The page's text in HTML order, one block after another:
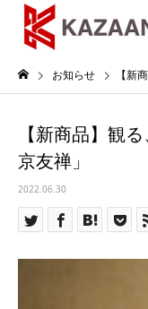
お知らせ 【新
【新商品】観
京友禅」
2022.06.30